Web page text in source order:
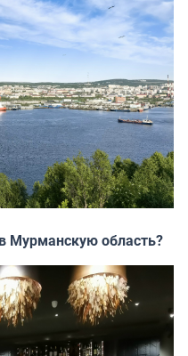
Мурманскую область?